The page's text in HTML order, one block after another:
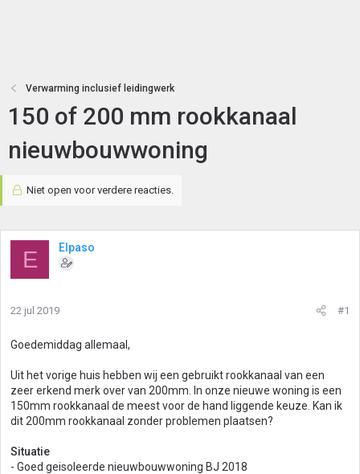
Verwarming inclusief leidingwerk
150 of 200 mm rookkanaal
nieuwbouwwoning
Niet open voor verdere reacties.
E Elpaso
22 jul 2019 #1
Goedemiddag allemaal,
Uit het vorige huis hebben wij een gebruikt rookkanaal van een
zeer erkend merk over van 200mm. In onze nieuwe woning is een
150mm rookkanaal de meest voor de hand liggende keuze. Kan ik
dit 200mm rookkanaal zonder problemen plaatsen?
Situatie
- Goed geisoleerde nieuwbouwwoning BJ 2018